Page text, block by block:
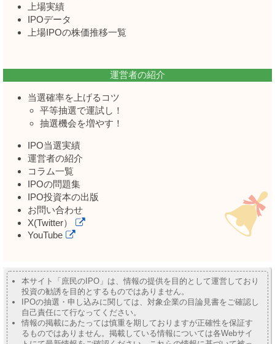
上場実績
IPOデータ
上場IPOの株価推移一覧
運営者の紹介
当選確率を上げるコツ
平等抽選で運試し！
抽選機会を増やす！
IPO当選実績
運営者の紹介
コラム一覧
IPOの問題集
IPO投資本の出版
お問い合わせ
X(Twitter）
YouTube
本サイト「庶民のIPO」は、情報の提供を目的として運営しており
投資の勧誘を目的とするものではありません。
IPOの抽選・申し込みに関しては、対象企業の目論見書をご確認し
自己責任にて行なってください。
情報の掲載にあたっては慎重を期しておりますが正確性を保証す
るものではありません。掲載している情報については各Webサイ